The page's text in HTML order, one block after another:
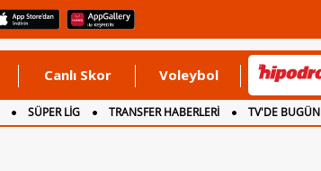
Canlı Skor Voleybol
SÜPER LİG TRANSFER HABERLERİ TV'DE BUGÜN